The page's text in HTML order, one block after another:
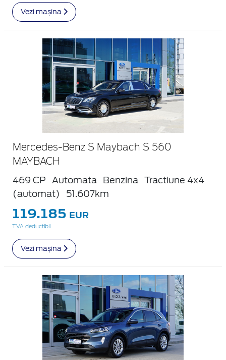
Vezi mașina
Mercedes-Benz S Maybach S 560
MAYBACH
469 CP Automata Benzina
Tractiune 4x4
(automat)
51.607km
119.185 EUR
TVA deductibil
Vezi mașina